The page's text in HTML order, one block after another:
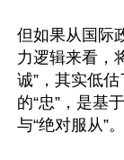
但如果从国际
力逻辑来看，
诚”，其实低
的“忠”，是基
与“绝对服从”。